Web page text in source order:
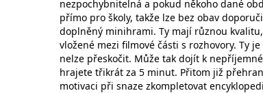
nezpochybnitelná a pokud někoho dané
přímo pro školy, takže lze bez obav
doplněný minihrami. Ty mají různou
vložené mezi filmové části s rozhovory. Ty
nelze přeskočit. Může tak dojít k
hrajete třikrát za 5 minut. Přitom již
motivaci při snaze zkompletovat